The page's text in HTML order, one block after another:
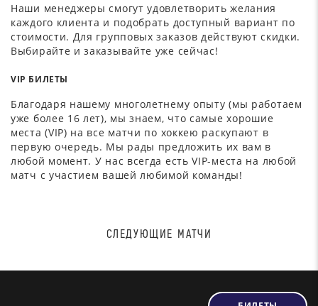
Наши менеджеры смогут удовлетворить желания
каждого клиента и подобрать доступный вариант по
стоимости. Для групповых заказов действуют скидки.
Выбирайте и заказывайте уже сейчас!
VIP БИЛЕТЫ
Благодаря нашему многолетнему опыту (мы работаем
уже более 16 лет), мы знаем, что самые хорошие
места (VIP) на все матчи по хоккею раскупают в
первую очередь. Мы рады предложить их вам в
любой момент. У нас всегда есть VIP-места на любой
матч с участием вашей любимой команды!
СЛЕДУЮЩИЕ МАТЧИ